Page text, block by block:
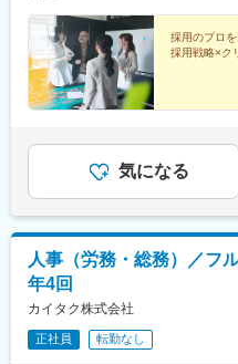
動前駅、表参道駅、代々
駅、府中本町駅、立川南
武蔵溝ノ口駅、柳小路駅
採用のプロ
採用戦略×ク
気になる
人事（労務・総務）／フ
年4回
カイタク株式会社
正社員 転勤なし